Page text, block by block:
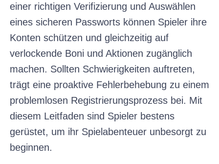
einer richtigen Verifizierung und Auswählen
eines sicheren Passworts können Spieler ihre
Konten schützen und gleichzeitig auf
verlockende Boni und Aktionen zugänglich
machen. Sollten Schwierigkeiten auftreten,
trägt eine proaktive Fehlerbehebung zu einem
problemlosen Registrierungsprozess bei. Mit
diesem Leitfaden sind Spieler bestens
gerüstet, um ihr Spielabenteuer unbesorgt zu
beginnen.